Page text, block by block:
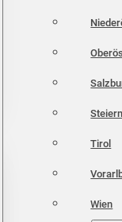
Tirol
Wien